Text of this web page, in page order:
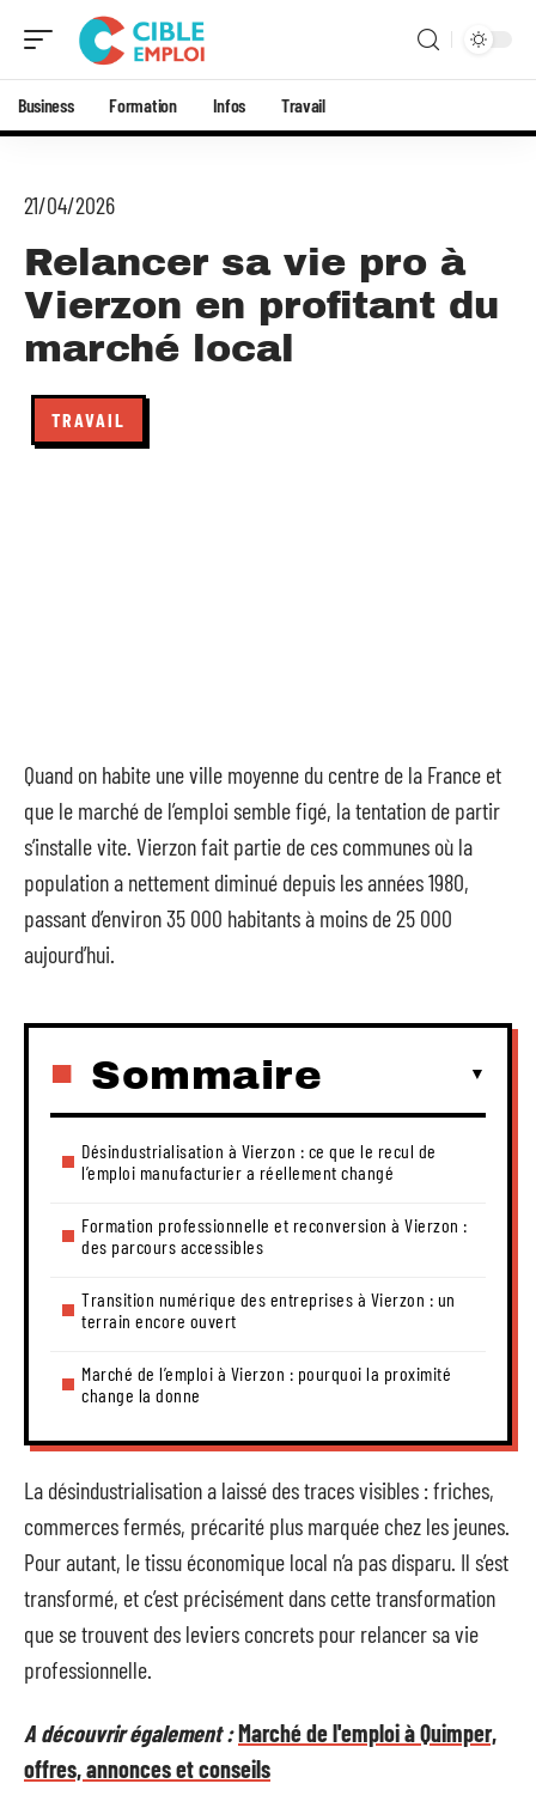
Business Formation Infos Travail
21/04/2026
Relancer sa vie pro à
Vierzon en profitant du
marché local
TRAVAIL
Quand on habite une ville moyenne du centre de la France et
que le marché de l’emploi semble figé, la tentation de partir
s’installe vite. Vierzon fait partie de ces communes où la
population a nettement diminué depuis les années 1980,
passant d’environ 35 000 habitants à moins de 25 000
aujourd’hui.
Sommaire
Désindustrialisation à Vierzon : ce que le recul de
l’emploi manufacturier a réellement changé
Formation professionnelle et reconversion à Vierzon :
des parcours accessibles
Transition numérique des entreprises à Vierzon : un
terrain encore ouvert
Marché de l’emploi à Vierzon : pourquoi la proximité
change la donne
La désindustrialisation a laissé des traces visibles : friches,
commerces fermés, précarité plus marquée chez les jeunes.
Pour autant, le tissu économique local n’a pas disparu. Il s’est
transformé, et c’est précisément dans cette transformation
que se trouvent des leviers concrets pour relancer sa vie
professionnelle.
A découvrir également :Marché de l'emploi à Quimper,
offres, annonces et conseils